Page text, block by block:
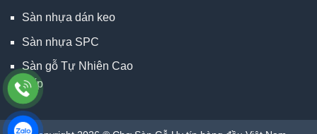
Sàn nhựa dán keo
Sàn nhựa SPC
Sàn gỗ Tự Nhiên Cao
Cấp